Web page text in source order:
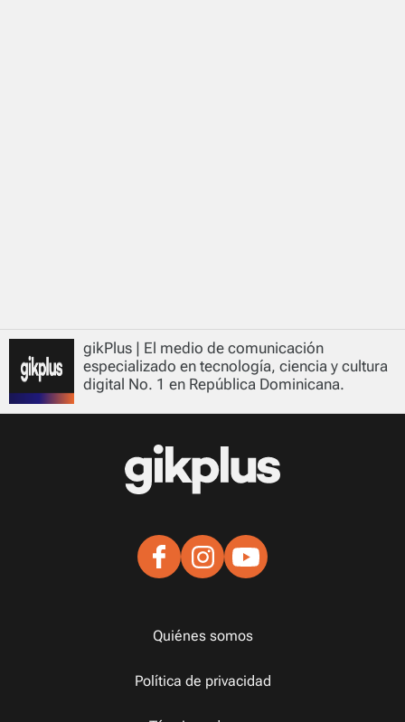
gikPlus | El medio de comunicación
especializado en tecnología, ciencia y cultura
digital No. 1 en República Dominicana.
Quiénes somos
Política de privacidad